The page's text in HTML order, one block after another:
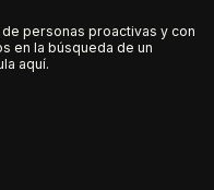
personas proactivas y con
en la búsqueda de un
aquí.